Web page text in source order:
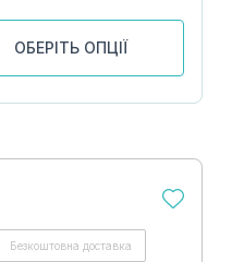
ОБЕРІТЬ ОПЦІЇ
Безкоштовна доставка